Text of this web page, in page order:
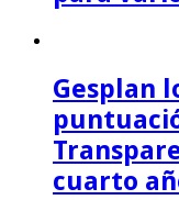
Gesplan
cuarto